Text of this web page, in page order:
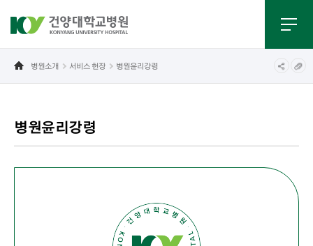
병원소개 서비스 헌장 병원윤리강령
병원윤리강령